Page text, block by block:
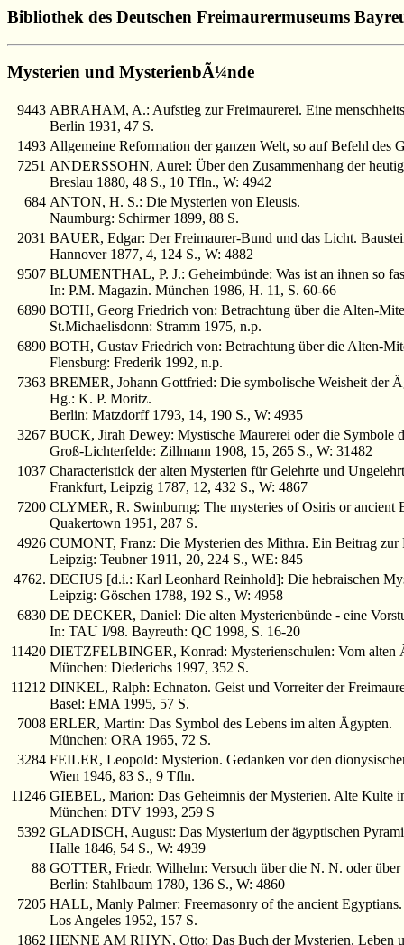
Bibliothek des Deutschen Freimaurermuseums
Mysterien und MysterienbÃ¼nde
9443 ABRAHAM, A.: Aufstieg zur Freimaurerei. Eine
Berlin 1931, 47 S.
1493 Allgemeine Reformation der ganzen Welt, so auf Befehl des
7251 ANDERSSOHN, Aurel: Über den Zusammenhang der
Breslau 1880, 48 S., 10 Tfln., W: 4942
684 ANTON, H. S.: Die Mysterien von Eleusis.
Naumburg: Schirmer 1899, 88 S.
2031 BAUER, Edgar: Der Freimaurer-Bund und das Licht.
Hannover 1877, 4, 124 S., W: 4882
9507 BLUMENTHAL, P. J.: Geheimbünde: Was ist an ihnen so
In: P.M. Magazin. München 1986, H. 11, S. 60-66
6890 BOTH, Georg Friedrich von: Betrachtung über die Alten-
St.Michaelisdonn: Stramm 1975, n.p.
6890 BOTH, Gustav Friedrich von: Betrachtung über die Alten-
Flensburg: Frederik 1992, n.p.
7363 BREMER, Johann Gottfried: Die symbolische Weisheit der
Hg.: K. P. Moritz.
Berlin: Matzdorff 1793, 14, 190 S., W: 4935
3267 BUCK, Jirah Dewey: Mystische Maurerei oder die Symbole
Groß-Lichterfelde: Zillmann 1908, 15, 265 S., W: 31482
1037 Characteristick der alten Mysterien für Gelehrte und
Frankfurt, Leipzig 1787, 12, 432 S., W: 4867
7200 CLYMER, R. Swinburng: The mysteries of Osiris or ancient
Quakertown 1951, 287 S.
4926 CUMONT, Franz: Die Mysterien des Mithra. Ein Beitrag zur
Leipzig: Teubner 1911, 20, 224 S., WE: 845
4762. DECIUS [d.i.: Karl Leonhard Reinhold]: Die hebraischen
Leipzig: Göschen 1788, 192 S., W: 4958
6830 DE DECKER, Daniel: Die alten Mysterienbünde - eine
In: TAU I/98. Bayreuth: QC 1998, S. 16-20
11420 DIETZFELBINGER, Konrad: Mysterienschulen: Vom alten
München: Diederichs 1997, 352 S.
11212 DINKEL, Ralph: Echnaton. Geist und Vorreiter der
Basel: EMA 1995, 57 S.
7008 ERLER, Martin: Das Symbol des Lebens im alten Ägypten.
München: ORA 1965, 72 S.
3284 FEILER, Leopold: Mysterion. Gedanken vor den
Wien 1946, 83 S., 9 Tfln.
11246 GIEBEL, Marion: Das Geheimnis der Mysterien. Alte Kulte
München: DTV 1993, 259 S
5392 GLADISCH, August: Das Mysterium der ägyptischen
Halle 1846, 54 S., W: 4939
88 GOTTER, Friedr. Wilhelm: Versuch über die N. N. oder
Berlin: Stahlbaum 1780, 136 S., W: 4860
7205 HALL, Manly Palmer: Freemasonry of the ancient
Los Angeles 1952, 157 S.
1862 HENNE AM RHYN, Otto: Das Buch der Mysterien. Leben